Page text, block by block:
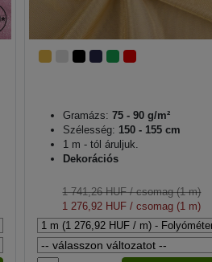
Gramázs: 75 - 90 g/m²
Szélesség: 150 - 155 cm
1 m - tól áruljuk.
Dekorációs
1 741,26 HUF/ csomag (1 m)
1 276,92 HUF / csomag (1 m)